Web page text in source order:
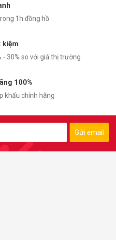
1h đồng hồ
kiệm
- 30% so với giá thị trường
100%
khẩu chính hãng
Gửi email